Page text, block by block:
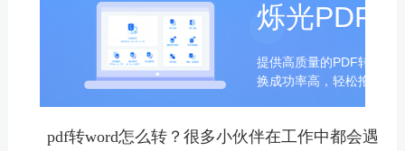
烁光PDF
提供高质量的PDF转换成
换成功率高，轻松拖拽即
pdf转word怎么转？很多小伙伴在工作中都会遇